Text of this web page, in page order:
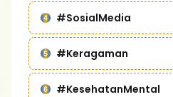
#SosialMedia
#Keragaman
#KesehatanMental